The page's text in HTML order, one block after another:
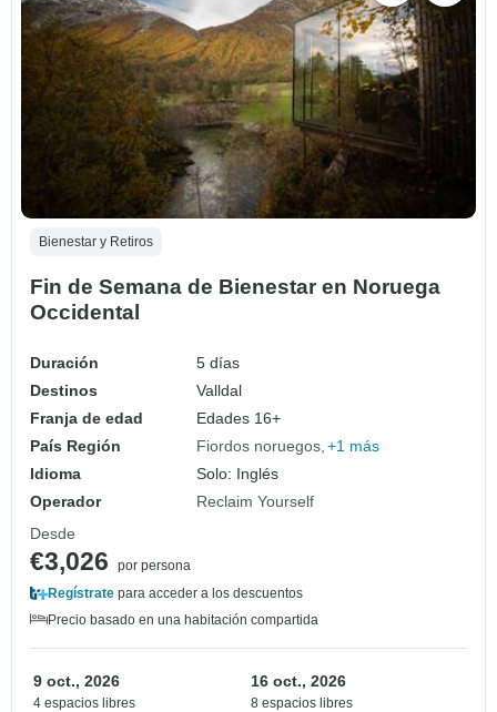
Bienestar y Retiros
Fin de Semana de Bienestar en Noruega
Occidental
Duración
5 días
Destinos
Valldal
Franja de edad
Edades 16+
País Región
Fiordos noruegos +1 más
Idioma
Solo: Inglés
Operador
Reclaim Yourself
Desde
€3,026
por persona
Regístrate para acceder a los descuentos
Precio basado en una habitación compartida
9 oct., 2026
4 espacios libres
16 oct., 2026
8 espacios libres